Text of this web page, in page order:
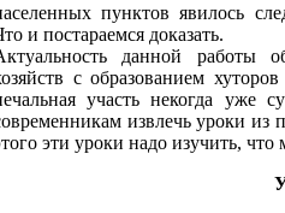
пунктов явилось
и постараемся доказать.
данной работы
с образованием
участь некогда уже
извлечь уроки
эти уроки надо изучить, что